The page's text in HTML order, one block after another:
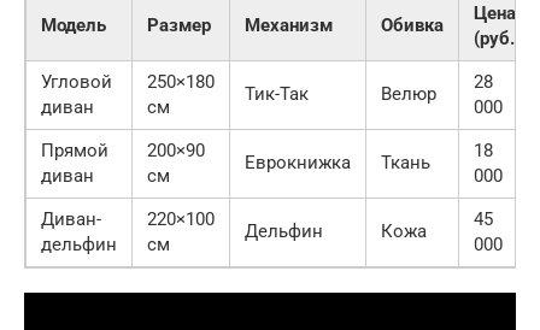
Модель Размер Механизм Обивка
Цена
(руб.)
Угловой
диван
250×180
см
Тик-Так Велюр
28
000
Прямой
диван
200×90
см
Еврокнижка Ткань
18
000
Диван-
дельфин
220×100
см
Дельфин Кожа
45
000